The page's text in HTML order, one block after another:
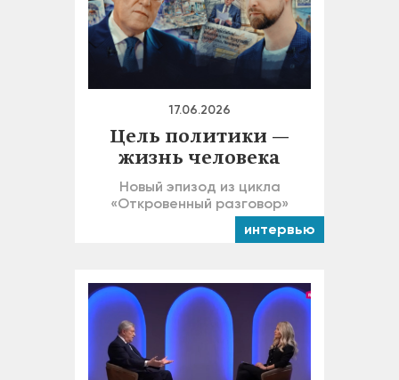
17.06.2026
Цель политики —
жизнь человека
Новый эпизод из цикла
«Откровенный разговор»
интервью